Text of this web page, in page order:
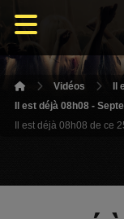
Vidéos
Il est déjà 08h08 -
Il est déjà 08h08 de ce